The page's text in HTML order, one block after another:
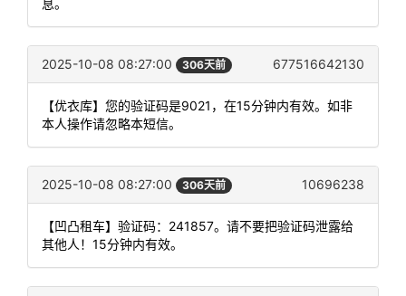
2025-10-08 08:27:00 306天前 677516642130
【优衣库】您的验证码是9021，在15分钟内有效。如非
本人操作请忽略本短信。
2025-10-08 08:27:00 306天前 10696238
【凹凸租车】验证码：241857。请不要把验证码泄露给
其他人！15分钟内有效。